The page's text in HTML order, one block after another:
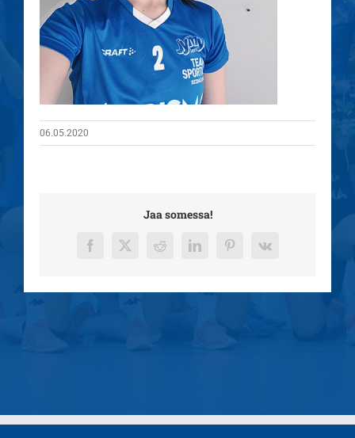
06.05.2020
Jaa somessa!
Facebook
X RedditLinkedInPinterest
Vk